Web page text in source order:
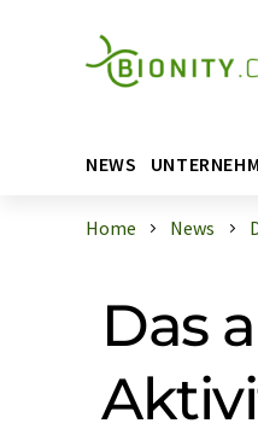
NEWS
Home News
Das